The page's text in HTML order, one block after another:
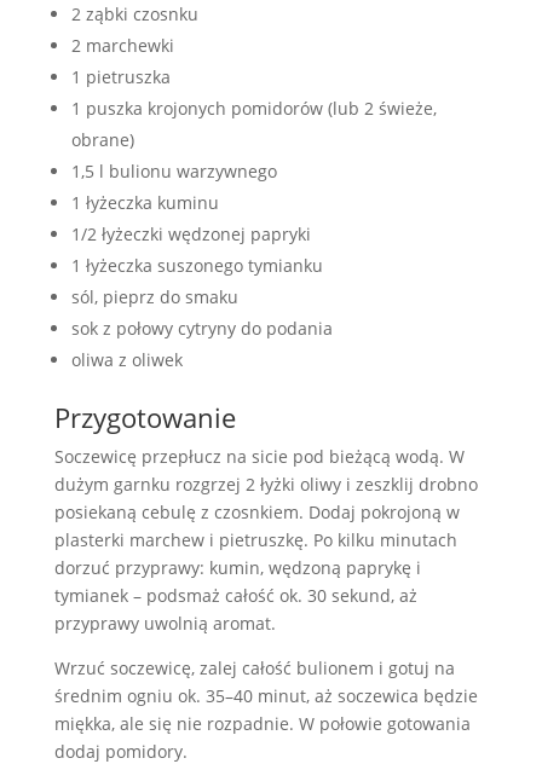
2 ząbki czosnku
2 marchewki
1 pietruszka
1 puszka krojonych pomidorów (lub 2 świeże,
obrane)
1,5 l bulionu warzywnego
1 łyżeczka kuminu
1/2 łyżeczki wędzonej papryki
1 łyżeczka suszonego tymianku
sól, pieprz do smaku
sok z połowy cytryny do podania
oliwa z oliwek
Przygotowanie
Soczewicę przepłucz na sicie pod bieżącą wodą. W
dużym garnku rozgrzej 2 łyżki oliwy i zeszklij drobno
posiekaną cebulę z czosnkiem. Dodaj pokrojoną w
plasterki marchew i pietruszkę. Po kilku minutach
dorzuć przyprawy: kumin, wędzoną paprykę i
tymianek – podsmaż całość ok. 30 sekund, aż
przyprawy uwolnią aromat.
Wrzuć soczewicę, zalej całość bulionem i gotuj na
średnim ogniu ok. 35–40 minut, aż soczewica będzie
miękka, ale się nie rozpadnie. W połowie gotowania
dodaj pomidory.